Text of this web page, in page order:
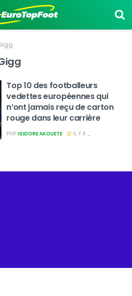
Top 10 des footballeurs
vedettes européennes qui
n’ont jamais reçu de carton
rouge dans leur carrière
PAR ISIDORE AKOUETE IL Y A _